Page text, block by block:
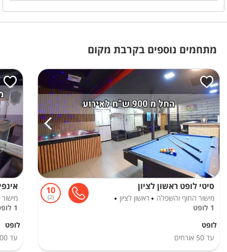
מתחמים נוספים בקרבת מקום
סיטי לופט ראשון לציון
מישור החוף והשפלה
ראשון לציון
1 לופט
10
2
לופט
עד 50 אורחים
1 לופט
לופט
עד